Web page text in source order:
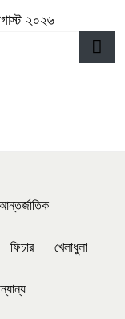
২০২৬
ফিচার খেলাধুলা